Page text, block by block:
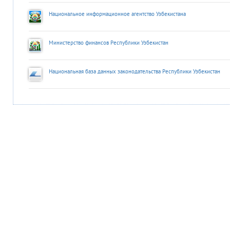
Национальное информационное агентство Узбекистана
Министерство финансов Республики Узбекистан
Национальная база данных законодательства Республики Узбекистан